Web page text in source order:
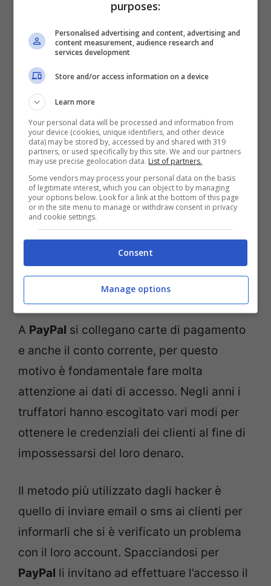
Esempio messaggio truffa Paypal (Screenshot da
A PayPal si collegano carte di pagamento
e anche il conto corrente, per questo
motivo è fondamentale fare molta
attenzione ai dati di accesso. Negli anni i
truffatori hanno escogitato vari modi per
ottenere le credenziali dei clienti al fine di
impossessarsi del loro denaro.
Il metodo più utilizzato dagli hacker è
quello di inviare email o sms ai clienti per
informarli che si è verificato un problema
con il loro account. Spacciandosi per
PayPal li invitano ad effettuare l’accesso il
purposes:
Personalised advertising and content, advertising and
content measurement, audience research and
services development
Store and/or access information on a device
Learn more
Your personal data will be processed and information from
your device (cookies, unique identifiers, and other device
data) may be stored by, accessed by and shared with 319
partners, or used specifically by this site. We and our partners
may use precise geolocation data. List of partners.
Some vendors may process your personal data on the basis
of legitimate interest, which you can object to by managing
your options below. Look for a link at the bottom of this page
or in the site menu to manage or withdraw consent in privacy
and cookie settings.
Consent
Manage options